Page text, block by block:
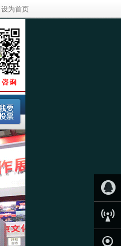
设为首页
QQ客服
申请参